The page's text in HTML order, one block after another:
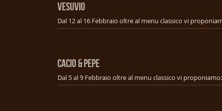
VESUVIO
CACIO & PEPE